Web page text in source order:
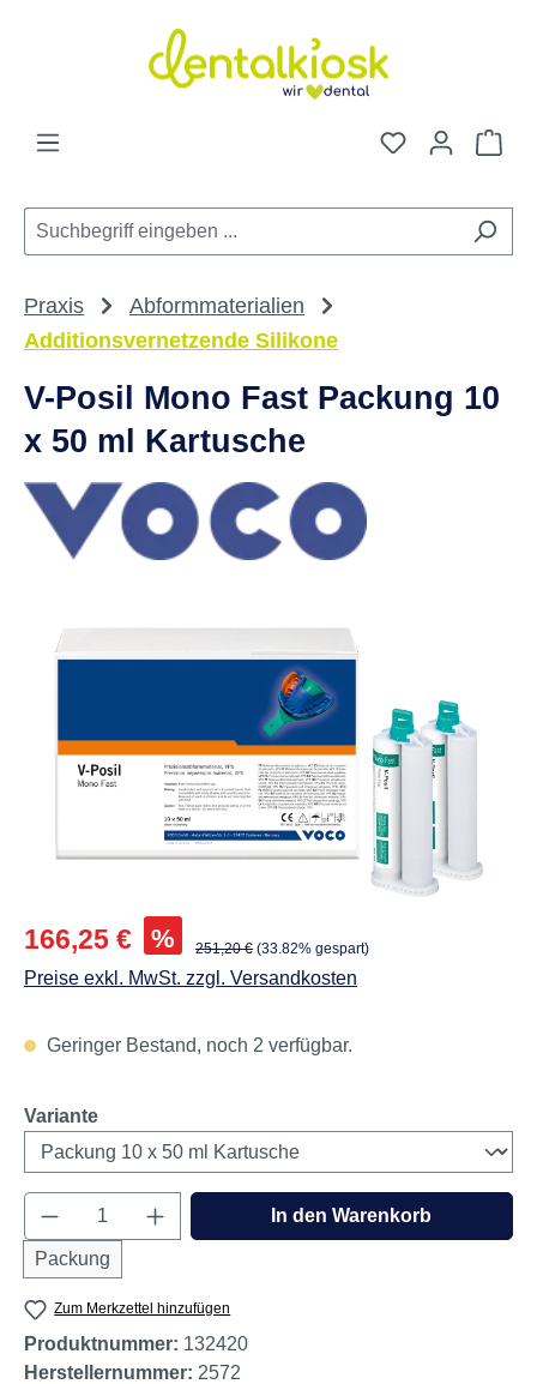
Zum Hauptinhalt springen
Du hast 0
Praxis
Abformmaterialien
Additionsvernetzende Silikone
V-Posil Mono Fast Packung 10
x 50 ml Kartusche
Abbildungen können vom Original abweichen.
Verkaufspreis:
166,25 € % Regulärer Preis:
251,20 € (33.82% gespart)
Preise exkl. MwSt. zzgl. Versandkosten
Geringer Bestand, noch 2 verfügbar.
Varianteauswählen
Produkt Anzahl: Gib den gewünschten
Packung
In den Warenkorb
Zum Merkzettel hinzufügen
Produktnummer: 132420
Herstellernummer: 2572